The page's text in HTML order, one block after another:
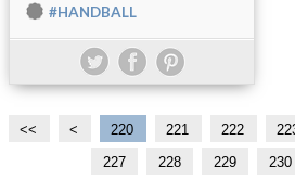
#HANDBALL
<< <
2
0
2
1
220 221 222
227
228 229 230